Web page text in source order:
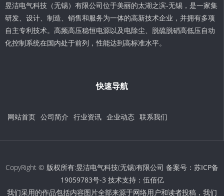
昱洁电气科技（无锡）有限公司位于美丽的太湖之滨-无锡，是一家集
研发、设计、制造、销售和服务为一体的高新技术企业，并拥有多项
自主专利技术。高频高压稳恒电源以及电除尘、脱硫脱硝高低压自动
化控制系统在国内处于前列，性能达到高标准水平。
快速导航
网站首页 公司简介 行业资讯 企业动态 联系我们
CopyRight © 版权所有:昱洁电气科技(无锡)有限公司 备案号： 苏ICP备
19059783号-3 技术支持： 伍佰亿
我们采用的作品包括内容图片全部来源于网络用户和读者投稿，我们